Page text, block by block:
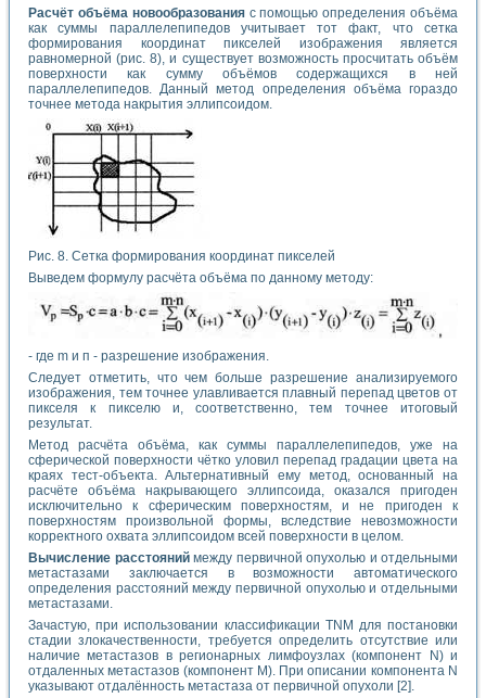
Расчёт объёма новообразования с помощью определения объёма
как суммы параллелепипедов учитывает тот факт, что сетка
формирования координат пикселей изображения является
равномерной (рис. 8), и существует возможность просчитать объём
поверхности как сумму объёмов содержащихся в ней
параллелепипедов. Данный метод определения объёма гораздо
точнее метода накрытия эллипсоидом.
Рис. 8. Сетка формирования координат пикселей
Выведем формулу расчёта объёма по данному методу:
- где m и п - разрешение изображения.
Следует отметить, что чем больше разрешение анализируемого
изображения, тем точнее улавливается плавный перепад цветов от
пикселя к пикселю и, соответственно, тем точнее итоговый
результат.
Метод расчёта объёма, как суммы параллелепипедов, уже на
сферической поверхности чётко уловил перепад градации цвета на
краях тест-объекта. Альтернативный ему метод, основанный на
расчёте объёма накрывающего эллипсоида, оказался пригоден
исключительно к сферическим поверхностям, и не пригоден к
поверхностям произвольной формы, вследствие невозможности
корректного охвата эллипсоидом всей поверхности в целом.
Вычисление расстояний между первичной опухолью и отдельными
метастазами заключается в возможности автоматического
определения расстояний между первичной опухолью и отдельными
метастазами.
Зачастую, при использовании классификации TNM для постановки
стадии злокачественности, требуется определить отсутствие или
наличие метастазов в регионарных лимфоузлах (компонент N) и
отдаленных метастазов (компонент М). При описании компонента N
указывают отдалённость метастаза от первичной опухоли [2].